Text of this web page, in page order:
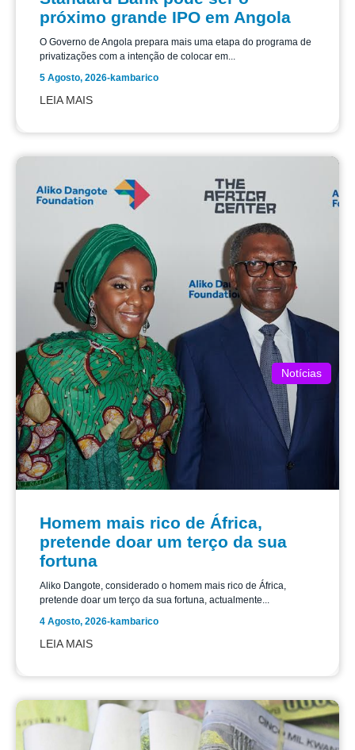
próximo grande IPO em Angola
O Governo de Angola prepara mais uma etapa do programa de
privatizações com a intenção de colocar em...
5 Agosto, 2026-kambarico
LEIA MAIS
Notícias
Homem mais rico de África,
pretende doar um terço da sua
fortuna
Aliko Dangote, considerado o homem mais rico de África,
pretende doar um terço da sua fortuna, actualmente...
4 Agosto, 2026-kambarico
LEIA MAIS